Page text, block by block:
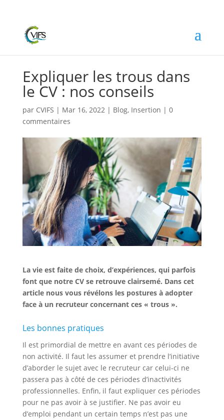
Expliquer les trous dans
le CV : nos conseils
par CVIFS | Mar 16, 2022| Blog, Insertion | 0
commentaires
La vie est faite de choix, d’expériences, qui parfois
font que notre CV se retrouve clairsemé. Dans cet
article nous vous révélons les postures à adopter
face à un recruteur concernant ces « trous ».
Les bonnes pratiques
Il est primordial de mettre en avant ces périodes de
non activité. Il faut les assumer et prendre l’initiative
d’aborder le sujet avec le recruteur car celui-ci ne
passera pas à côté de ces périodes d’inactivités
professionnelles. Enfin, il faut expliquer ces périodes
pour ne pas avoir à se justifier. Ne pas avoir eu
d’emploi pendant un certain temps n’est pas une